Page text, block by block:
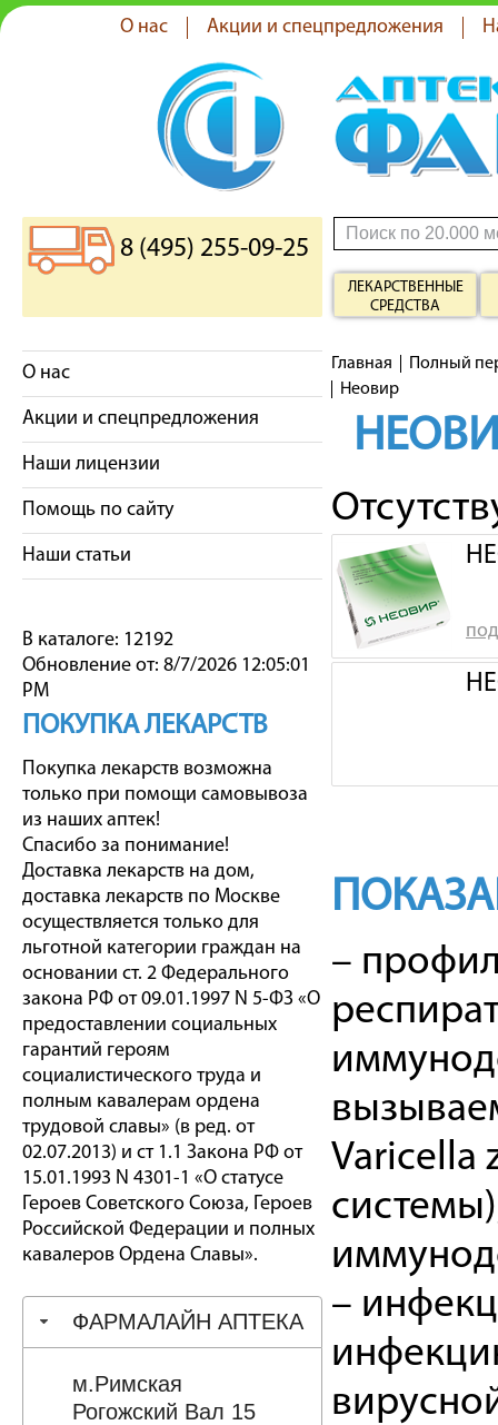
О нас Акции и спецпредложения
8 (495) 255-09-25
ЛЕКАРСТВЕННЫЕ
СРЕДСТВА
О нас
Акции и спецпредложения
Наши лицензии
Помощь по сайту
Наши статьи
В каталоге: 12192
Обновление от: 8/7/2026 12:05:01
PM
ПОКУПКА ЛЕКАРСТВ
Покупка лекарств возможна
только при помощи самовывоза
из наших аптек!
Спасибо за понимание!
Доставка лекарств на дом,
доставка лекарств по Москве
осуществляется только для
льготной категории граждан на
основании ст. 2 Федерального
закона РФ от 09.01.1997 N 5-ФЗ «О
предоставлении социальных
гарантий героям
социалистического труда и
полным кавалерам ордена
трудовой славы» (в ред. от
02.07.2013) и ст 1.1 Закона РФ от
15.01.1993 N 4301-1 «О статусе
Героев Советского Союза, Героев
Российской Федерации и полных
кавалеров Ордена Славы».
ФАРМАЛАЙН АПТЕКА
м.Римская
Рогожский Вал 15
Главная
Полный
Неовир
–
Varicella
–